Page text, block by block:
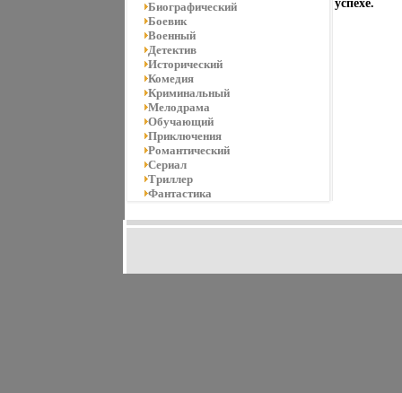
Биографический
Боевик
Военный
Детектив
Исторический
Комедия
Криминальный
Мелодрама
Обучающий
Приключения
Романтический
Сериал
Триллер
Фантастика
успехе.